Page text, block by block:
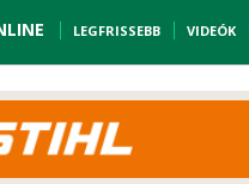
LEGFRISSEBB VIDEÓK